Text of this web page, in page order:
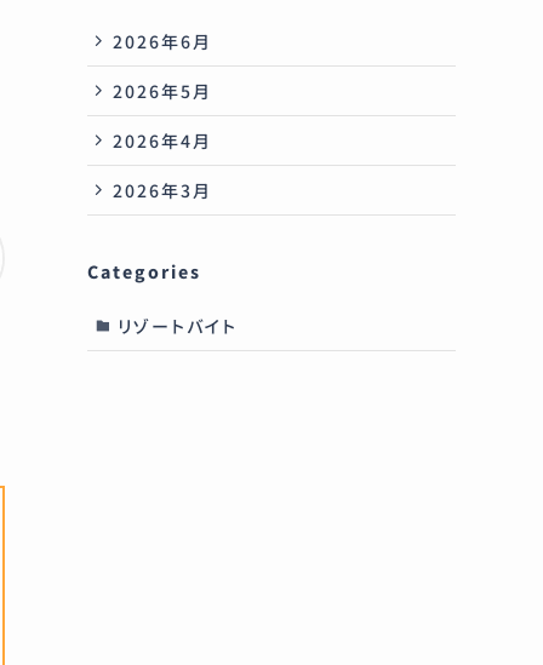
2026年6月
2026年5月
2026年4月
2026年3月
Categories
リゾートバイト